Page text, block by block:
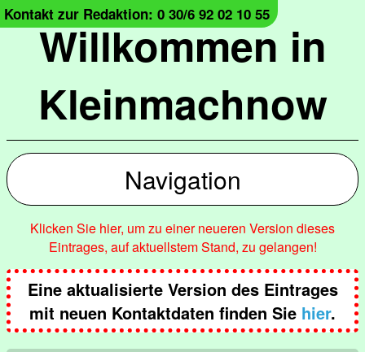
Willkommen in
Kleinmachnow
Kontakt zur Redaktion: 0 30/6 92 02 10 55
Navigation
Klicken Sie hier, um zu einer neueren Version dieses
Eintrages, auf aktuellstem Stand, zu gelangen!
Eine aktualisierte Version des Eintrages
mit neuen Kontaktdaten finden Sie hier.